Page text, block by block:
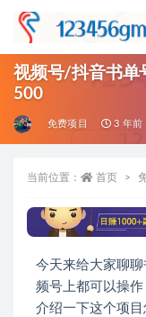
视频号/抖音书单
500
免费项目 3 年前
当前位置： 首页
今天来给大家聊
频号上都可以操
介绍一下这个项目